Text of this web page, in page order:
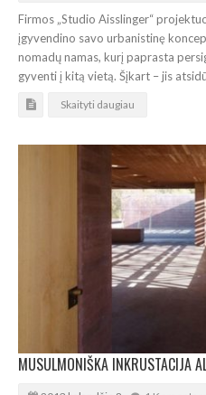
Firmos „Studio Aisslinger“
įgyvendino savo urbanistinę
nomadų namas, kurį paprasta
gyventi į kitą vietą. Šįkart – jis
Skaityti daugiau